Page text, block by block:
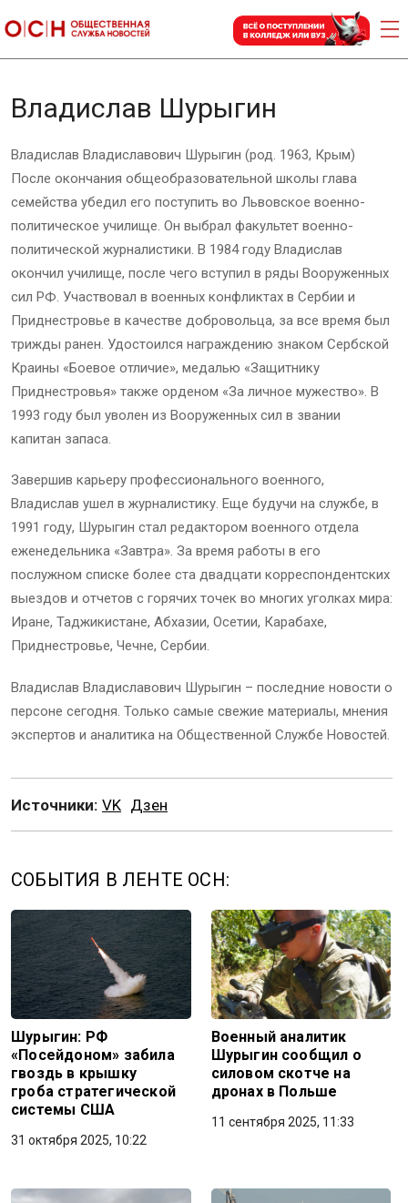
Владислав Шурыгин
Владислав Владиславович Шурыгин (род. 1963, Крым)
После окончания общеобразовательной школы глава
семейства убедил его поступить во Львовское военно-
политическое училище. Он выбрал факультет военно-
политической журналистики. В 1984 году Владислав
окончил училище, после чего вступил в ряды Вооруженных
сил РФ. Участвовал в военных конфликтах в Сербии и
Приднестровье в качестве добровольца, за все время был
трижды ранен. Удостоился награждению знаком Сербской
Краины «Боевое отличие», медалью «Защитнику
Приднестровья» также орденом «За личное мужество». В
1993 году был уволен из Вооруженных сил в звании
капитан запаса.
Завершив карьеру профессионального военного,
Владислав ушел в журналистику. Еще будучи на службе, в
1991 году, Шурыгин стал редактором военного отдела
еженедельника «Завтра». За время работы в его
послужном списке более ста двадцати корреспондентских
выездов и отчетов с горячих точек во многих уголках мира:
Иране, Таджикистане, Абхазии, Осетии, Карабахе,
Приднестровье, Чечне, Сербии.
Владислав Владиславович Шурыгин – последние новости о
персоне сегодня. Только самые свежие материалы, мнения
экспертов и аналитика на Общественной Службе Новостей.
Источники: VK Дзен
СОБЫТИЯ В ЛЕНТЕ ОСН:
Шурыгин: РФ
«Посейдоном» забила
гвоздь в крышку
гроба стратегической
системы США
31 октября 2025, 10:22
Военный аналитик
Шурыгин сообщил о
силовом скотче на
дронах в Польше
11 сентября 2025, 11:33